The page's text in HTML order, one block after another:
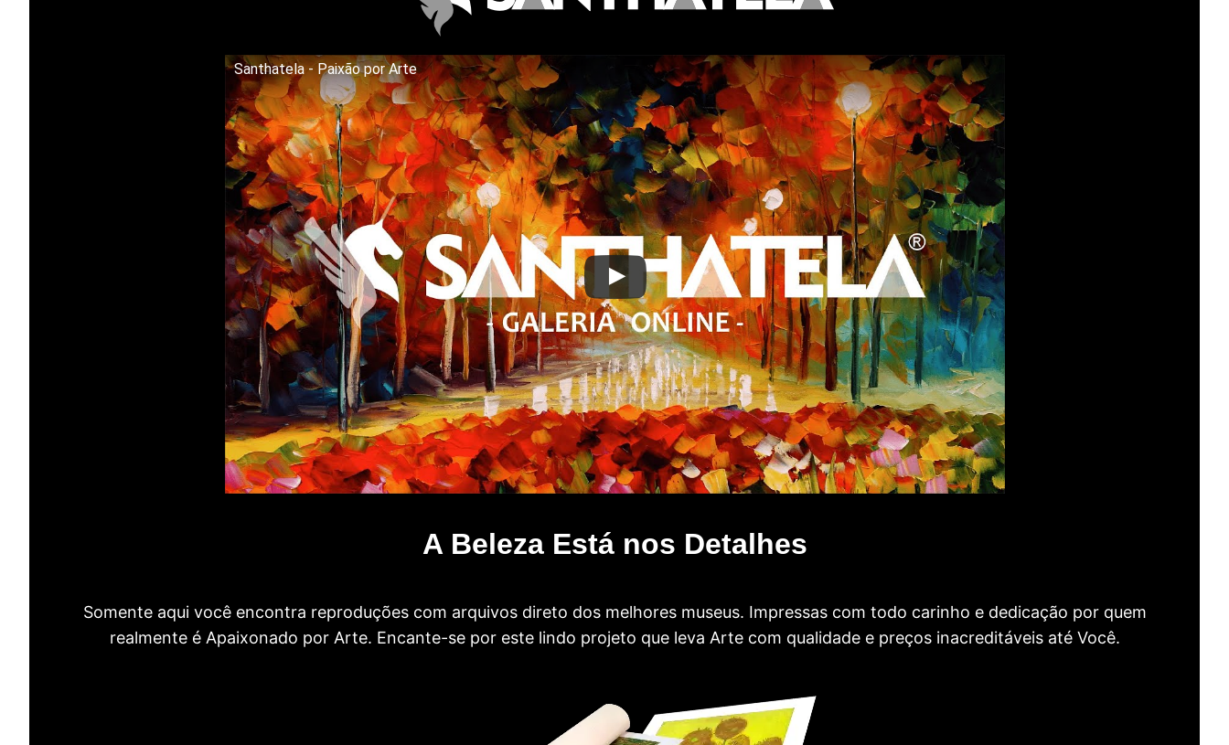
Santhatela - Paixão por Arte
A Beleza Está nos Detalhes
Somente aqui você encontra reproduções com arquivos direto dos melhores museus. Impressas com todo carinho e dedicação por quem
realmente é Apaixonado por Arte. Encante-se por este lindo projeto que leva Arte com qualidade e preços inacreditáveis até Você.